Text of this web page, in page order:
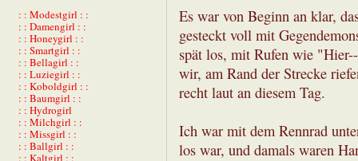
: : Modestgirl : :
: : Damengirl : :
: : Honeygirl : :
: : Smartgirl : :
: : Bellagirl : :
: : Luziegirl : :
: : Koboldgirl : :
: : Baumgirl : :
: : Hydrogirl
: : Milchgirl : :
: : Missgirl : :
: : Ballgirl : :
: : Kaltgirl : :
Es war von Beginn an klar,
gesteckt voll mit
spät los, mit Rufen wie
wir, am Rand der Strecke
recht laut an diesem Tag.
Ich war mit dem Rennrad
los war, und damals waren